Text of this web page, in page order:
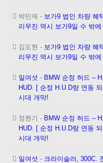
박민재 - 보가9 법인 차량 혜
리무진 역시 보가9일 수 밖
김도현 - 보가9 법인 차량 혜
리무진 역시 보가9일 수 밖
일여섯 - BMW 순정 허드 –
HUD. [ 순정 H.U.D랑 연동
시대 개막!
정현기 - BMW 순정 허드 –
HUD. [ 순정 H.U.D랑 연동
시대 개막!
일여섯 - 크라이슬러, 300C.